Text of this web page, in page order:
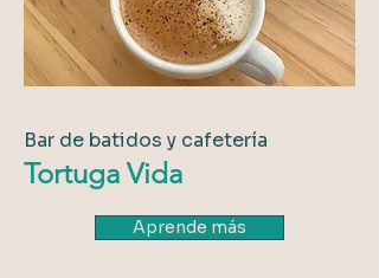
Bar de batidos y cafetería
Tortuga Vida
Aprende más